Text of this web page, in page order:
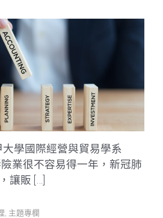
學國際經營與貿易學系
業很不容易得一年，新冠肺
讓販 […]
主題專欄